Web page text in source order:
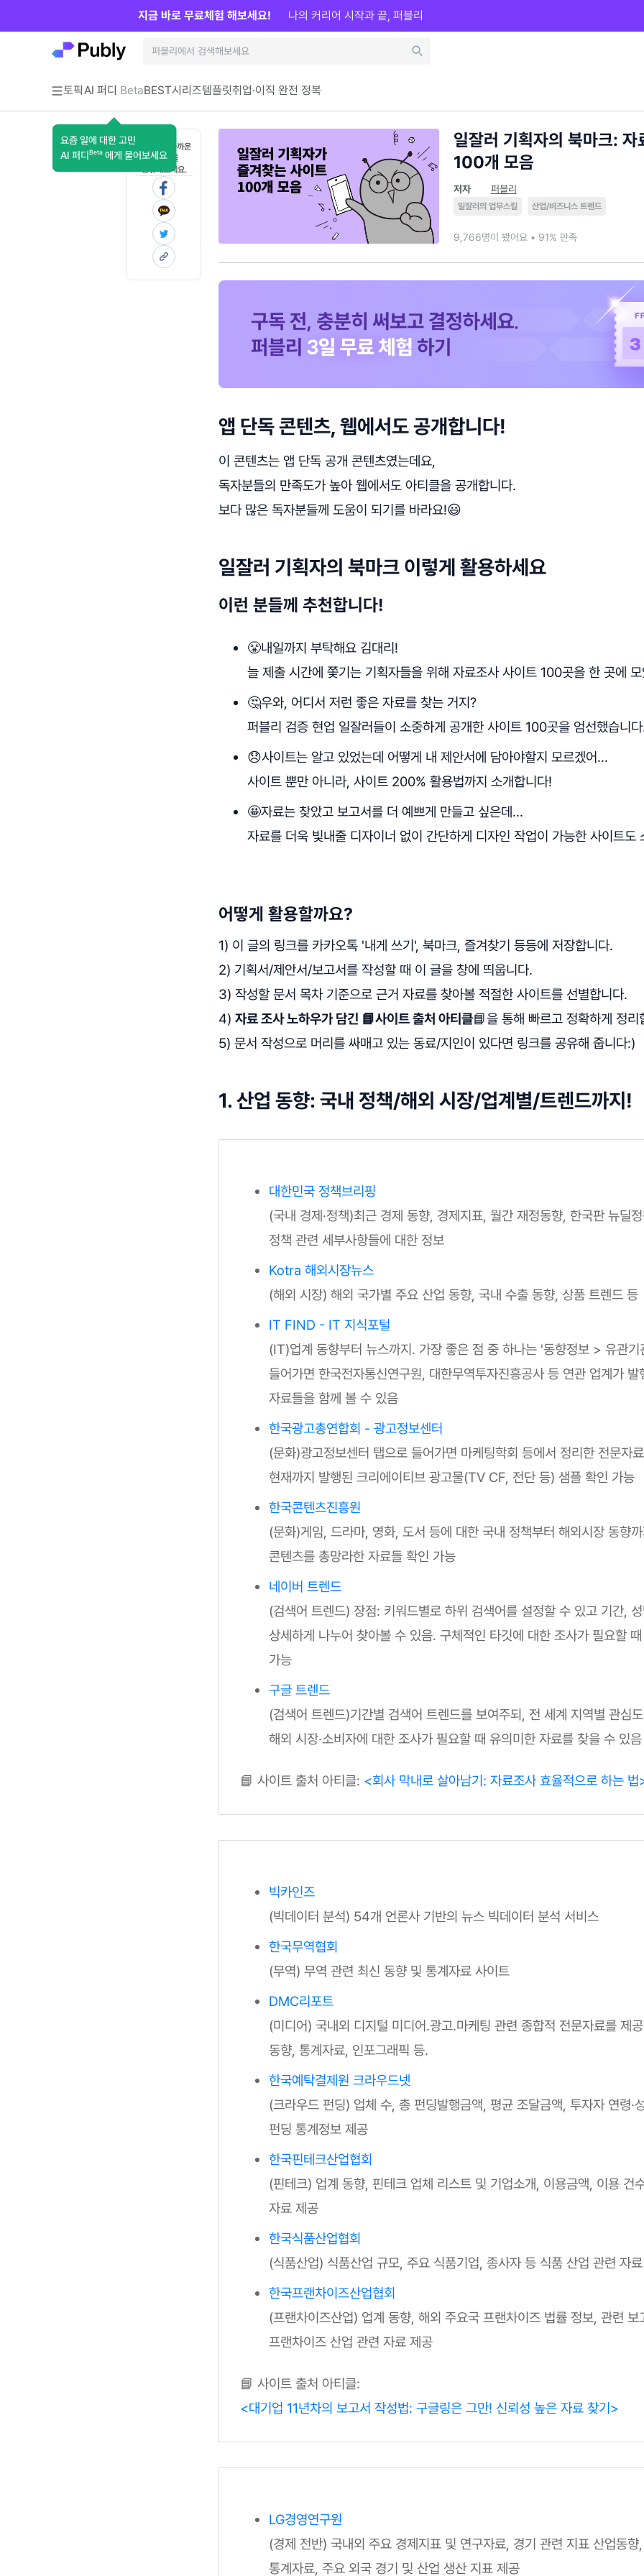
토픽AI 퍼디 Beta
요즘 일에 대한 고민
AI 퍼디 Beta 에게 물어보세요
BEST시리즈템플릿취업·이직 완전 정복
지금 바로 무료체험 해보세요! 나의 커리어 시작과 끝, 퍼블리
혼자 보기 아까운
콘텐츠를
공유해보세요.
일잘러 기획자의 북마크: 자
100개 모음
저자 퍼블리
일잘러의 업무스킬 산업/비즈니스 트렌드
9,766명이 봤어요 • 91% 만족
앱 단독 콘텐츠, 웹에서도 공개합니다!
이 콘텐츠는 앱 단독 공개 콘텐츠였는데요,
독자분들의 만족도가 높아 웹에서도 아티클을 공개합니다.
보다 많은 독자분들께 도움이 되기를 바라요!😃
일잘러 기획자의 북마크 이렇게 활용하세요
이런 분들께 추천합니다!
😤내일까지 부탁해요 김대리!
늘 제출 시간에 쫓기는 기획자들을 위해 자료조사 사이트 100곳을 한 곳에
🤔우와, 어디서 저런 좋은 자료를 찾는 거지?
퍼블리 검증 현업 일잘러들이 소중하게 공개한 사이트 100곳을 엄선했습니
😞사이트는 알고 있었는데 어떻게 내 제안서에 담아야할지 모르겠어...
사이트 뿐만 아니라, 사이트 200% 활용법까지 소개합니다!
🤩자료는 찾았고 보고서를 더 예쁘게 만들고 싶은데...
자료를 더욱 빛내줄 디자이너 없이 간단하게 디자인 작업이 가능한 사이트도
어떻게 활용할까요?
1) 이 글의 링크를 카카오톡 '내게 쓰기', 북마크, 즐겨찾기 등등에 저장합니다.
2) 기획서/제안서/보고서를 작성할 때 이 글을 창에 띄웁니다.
3) 작성할 문서 목차 기준으로 근거 자료를 찾아볼 적절한 사이트를 선별합니다.
4) 자료 조사 노하우가 담긴 📘사이트 출처 아티클📘을 통해 빠르고 정확하게 정리
5) 문서 작성으로 머리를 싸매고 있는 동료/지인이 있다면 링크를 공유해 줍니다:)
1. 산업 동향: 국내 정책/해외 시장/업계별/트렌드까지!
대한민국 정책브리핑
(국내 경제·정책)최근 경제 동향, 경제지표, 월간 재정동향, 한국판 뉴딜
정책 관련 세부사항들에 대한 정보
Kotra 해외시장뉴스
(해외 시장) 해외 국가별 주요 산업 동향, 국내 수출 동향, 상품 트렌드 등
IT FIND - IT 지식포털
(IT)업계 동향부터 뉴스까지. 가장 좋은 점 중 하나는 '동향정보 > 유관기
들어가면 한국전자통신연구원, 대한무역투자진흥공사 등 연관 업계가 발
자료들을 함께 볼 수 있음
한국광고총연합회 - 광고정보센터
(문화)광고정보센터 탭으로 들어가면 마케팅학회 등에서 정리한 전문자
현재까지 발행된 크리에이티브 광고물(TV CF, 전단 등) 샘플 확인 가능
한국콘텐츠진흥원
(문화)게임, 드라마, 영화, 도서 등에 대한 국내 정책부터 해외시장 동향
콘텐츠를 총망라한 자료들 확인 가능
네이버 트렌드
(검색어 트렌드) 장점: 키워드별로 하위 검색어를 설정할 수 있고 기간, 성
상세하게 나누어 찾아볼 수 있음. 구체적인 타깃에 대한 조사가 필요할
가능
구글 트렌드
(검색어 트렌드)기간별 검색어 트렌드를 보여주되, 전 세계 지역별 관심
해외 시장·소비자에 대한 조사가 필요할 때 유의미한 자료를 찾을 수 있음
📘 사이트 출처 아티클: <회사 막내로 살아남기: 자료조사 효율적으로 하는 법
빅카인즈
(빅데이터 분석) 54개 언론사 기반의 뉴스 빅데이터 분석 서비스
한국무역협회
(무역) 무역 관련 최신 동향 및 통계자료 사이트
DMC리포트
(미디어) 국내외 디지털 미디어.광고.마케팅 관련 종합적 전문자료를 제
동향, 통계자료, 인포그래픽 등.
한국예탁결제원 크라우드넷
(크라우드 펀딩) 업체 수, 총 펀딩발행금액, 평균 조달금액, 투자자 연령·
펀딩 통계정보 제공
한국핀테크산업협회
(핀테크) 업계 동향, 핀테크 업체 리스트 및 기업소개, 이용금액, 이용 건
자료 제공
한국식품산업협회
(식품산업) 식품산업 규모, 주요 식품기업, 종사자 등 식품 산업 관련 자
한국프랜차이즈산업협회
(프랜차이즈산업) 업계 동향, 해외 주요국 프랜차이즈 법률 정보, 관련 보
프랜차이즈 산업 관련 자료 제공
📘 사이트 출처 아티클:
<대기업 11년차의 보고서 작성법: 구글링은 그만! 신뢰성 높은 자료 찾기>
LG경영연구원
(경제 전반) 국내외 주요 경제지표 및 연구자료, 경기 관련 지표 산업동향,
통계자료, 주요 외국 경기 및 산업 생산 지표 제공